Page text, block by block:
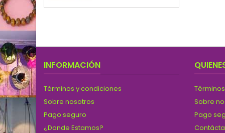
INFORMACIÓN
Términos y condiciones
Sobre nosotros
Pago seguro
¿Donde Estamos?
Sobre
Pago